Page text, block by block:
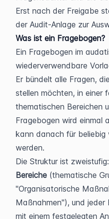
Erst nach der Freigabe
der Audit-Anlage zur
Was ist ein Fragebogen?
Ein Fragebogen im
wiederverwendbare
Er bündelt alle Fragen,
stellen möchten, in einer
thematischen Bereichen
Fragebogen wird einmal
kann danach für beliebig
werden.
Bereiche (thematische
"Organisatorische
Maßnahmen"), und jeder
mit einem festgelegten